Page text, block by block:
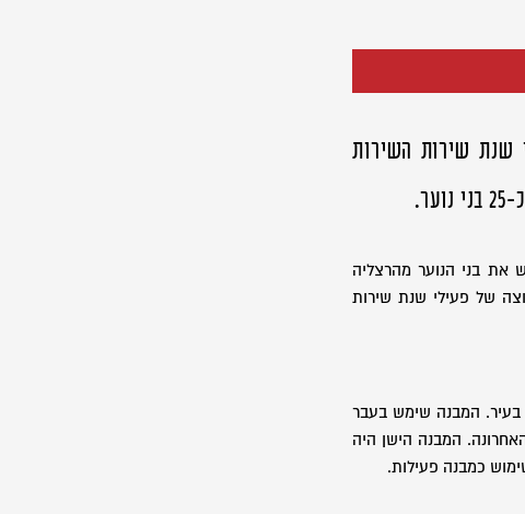
שירות השירות
את בני הנוער מהרצליה
של פעילי שנת שירות
בעיר. המבנה שימש בעבר
המבנה הישן היה
כמבנה פעילות.